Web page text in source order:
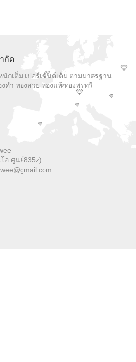
กัด
กเต็ม เปอร์เซ็นต์เต็ม ตามมาตรฐาน
คำ ทองสวย ทองแท้ ทองพรทวี
โอ ศูนย์835z)